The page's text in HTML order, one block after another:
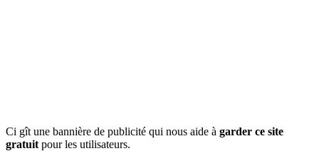
Ci gît une bannière de publicité qui nous aide à garder ce site
gratuit pour les utilisateurs.